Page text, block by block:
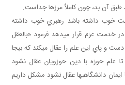
آن بد، چون کاملاً مرزها جداست.
خوب داشته باشد رهبري خوب داشته
خدمت عزم قرار مي دهد فرمود «بالعقل
و پاي اين علم را عقال مي کند که بيجا
علم حوزه با دين حوزويان عقال نشود
دانشگاهي ها عقال نشود مشکل داريم